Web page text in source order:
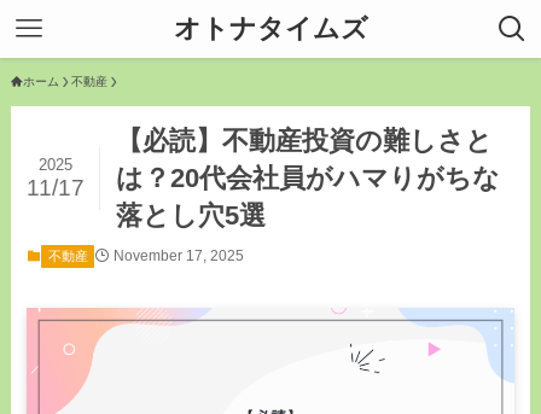
オトナタイムズ
ホーム 不動産
【必読】不動産投資の難しさと
は？20代会社員がハマりがちな
落とし穴5選
2025
11/17
不動産 November 17, 2025